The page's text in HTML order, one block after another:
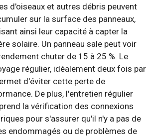
d'oiseaux et autres débris peuvent
sur la surface des panneaux,
ainsi leur capacité à capter la
solaire. Un panneau sale peut voir
chuter de 15 à 25 %. Le
régulier, idéalement deux fois par
d'éviter cette perte de
De plus, l'entretien régulier
la vérification des connexions
pour s'assurer qu'il n'y a pas de
endommagés ou de problèmes de